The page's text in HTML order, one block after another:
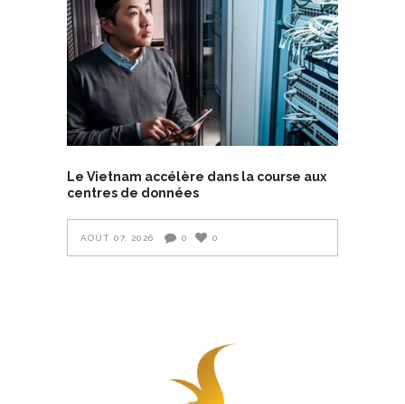
Le Vietnam accélère dans la course aux
centres de données
AOÛT 07, 2026 0 0